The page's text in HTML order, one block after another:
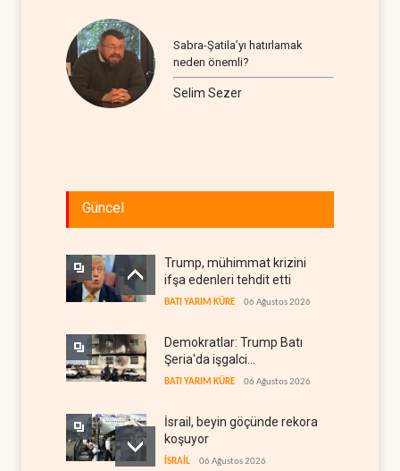
Sabra-Şatila’yı hatırlamak
neden önemli?
Selim Sezer
Güncel
Trump, mühimmat krizini
ifşa edenleri tehdit etti
BATI YARIM KÜRE 06 Ağustos 2026
Demokratlar: Trump Batı
Şeria'da işgalci
yerleşimcilere cezasızlık
BATI YARIM KÜRE 06 Ağustos 2026
İsrail, beyin göçünde rekora
koşuyor
İSRAİL 06 Ağustos 2026